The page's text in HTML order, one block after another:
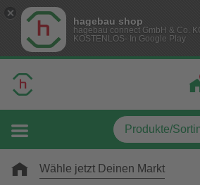
hagebau shop
hagebau connect GmbH & Co.
KOSTENLOS- In Google Play
Wähle jetzt Deinen Markt